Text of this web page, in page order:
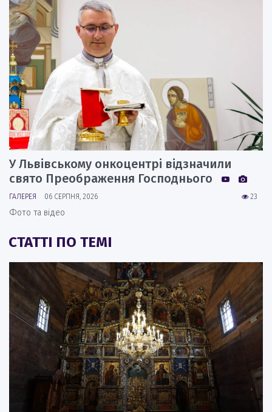
У Львівському онкоцентрі відзначили
свято Преображення Господнього
23
ГАЛЕРЕЯ 06 СЕРПНЯ, 2026
Фото та відео
СТАТТІ ПО ТЕМІ